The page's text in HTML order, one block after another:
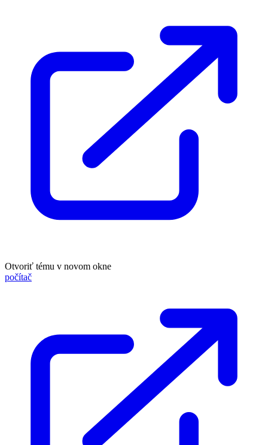
Otvoriť tému v novom okne
počítač